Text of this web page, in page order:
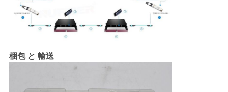
梱包 と 輸送